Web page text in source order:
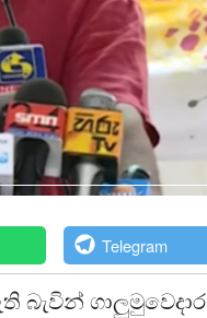
Telegram
ගාලුමුව‍ෙදාර